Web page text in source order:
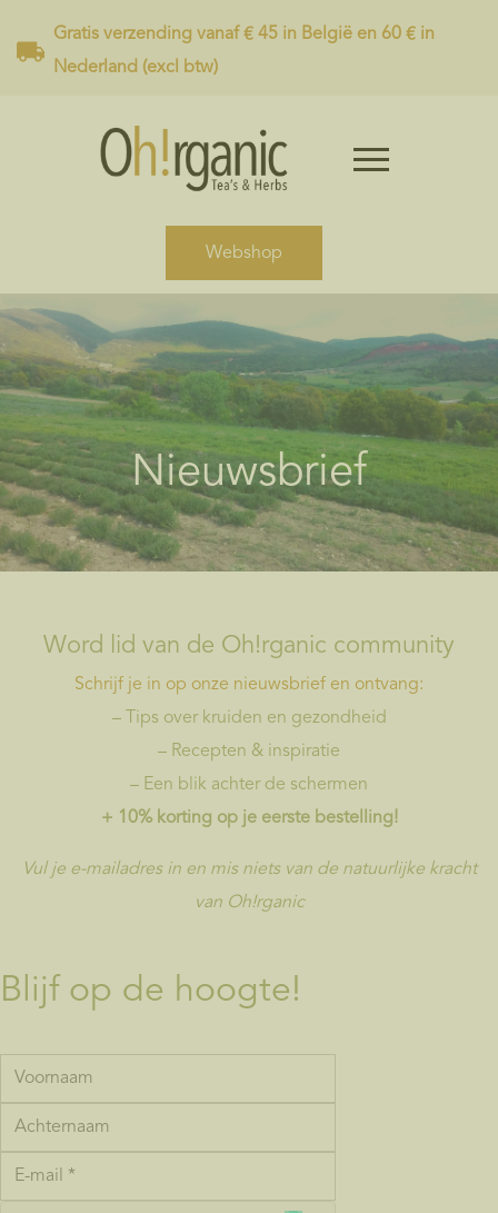
Gratis verzending vanaf € 45 in België en 60 € in
Nederland (excl btw)
Webshop
Nieuwsbrief
Word lid van de Oh!rganic community
Schrijf je in op onze nieuwsbrief en ontvang:
– Tips over kruiden en gezondheid
– Recepten & inspiratie
– Een blik achter de schermen
+ 10% korting op je eerste bestelling!
Vul je e-mailadres in en mis niets van de natuurlijke kracht
van Oh!rganic
Blijf op de hoogte!